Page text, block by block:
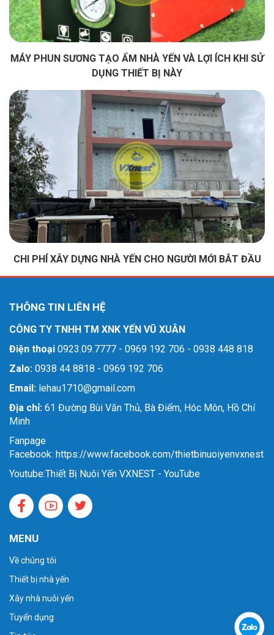
MÁY PHUN SƯƠNG TẠO ẨM NHÀ YẾN VÀ LỢI ÍCH KHI SỬ
DỤNG THIẾT BỊ NÀY
CHI PHÍ XÂY DỰNG NHÀ YẾN CHO NGƯỜI MỚI BẮT ĐẦU
THÔNG TIN LIÊN HỆ
CÔNG TY TNHH TM XNK YẾN VŨ XUÂN
Điện thoại 0923.09.7777 - 0969 192 706 - 0938 448 818
Zalo: 0938 44 8818 - 0969 192 706
Email: lehau1710@gmail.com
Địa chỉ: 61 Đường Bùi Văn Thủ, Bà Điểm, Hóc Môn, Hồ Chí
Minh
Fanpage
Facebook: https://www.facebook.com/thietbinuoiyenvxnest
Youtube:Thiết Bị Nuôi Yến VXNEST - YouTube
MENU
Về chúng tôi
Thiết bị nhà yến
Xây nhà nuôi yến
Tuyển dụng